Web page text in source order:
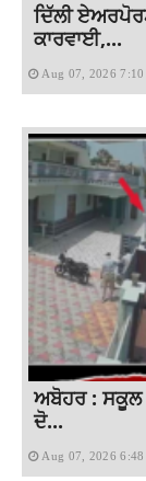
ਦਿੱਲੀ
ਕਾਰਵਾਈ,...
Aug 07, 2026 7:10
ਅਬੋਹਰ : ਸਕੂਲ
ਦੋ...
Aug 07, 2026 6:48